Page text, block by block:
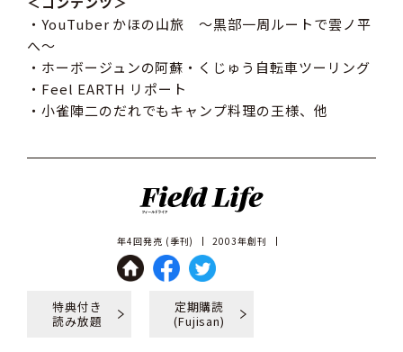
・YouTuber かほの山旅 〜黒部一周ルートで雲ノ平
へ〜
・ホーボージュンの阿蘇・くじゅう自転車ツーリング
・Feel EARTH リポート
・小雀陣二のだれでもキャンプ料理の王様、他
年4回発売 (季刊) 2003年創刊
特典付き
読み放題
定期購読
(Fujisan)